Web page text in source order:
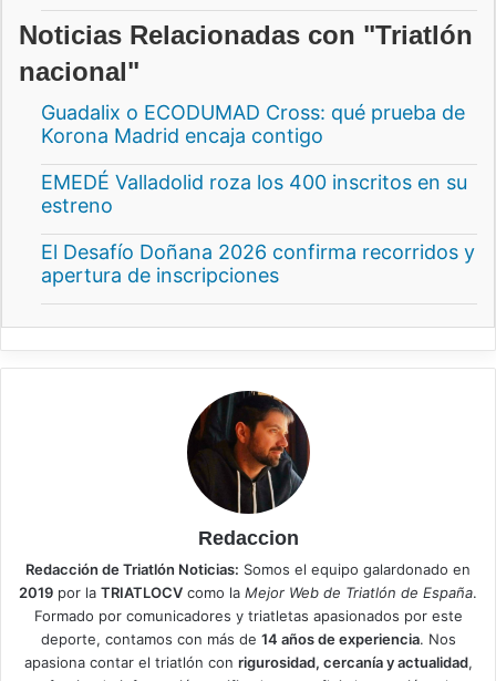
Noticias Relacionadas con "Triatlón
nacional"
Guadalix o ECODUMAD Cross: qué prueba de
Korona Madrid encaja contigo
EMEDÉ Valladolid roza los 400 inscritos en su
estreno
El Desafío Doñana 2026 confirma recorridos y
apertura de inscripciones
Redaccion
Redacción de Triatlón Noticias: Somos el equipo galardonado en
2019 por la TRIATLOCV como la Mejor Web de Triatlón de España.
Formado por comunicadores y triatletas apasionados por este
deporte, contamos con más de 14 años de experiencia. Nos
apasiona contar el triatlón con rigurosidad, cercanía y actualidad,